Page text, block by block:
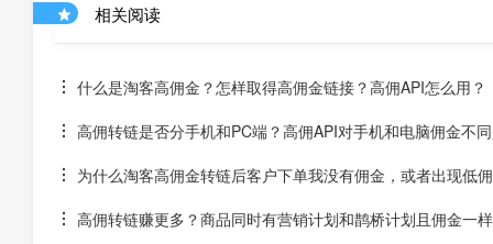
相关阅读
什么是淘客高佣金？怎样取得高佣金链接？高佣API怎么用？
高佣转链是否分手机和PC端？高佣API对手机和电脑佣金不
为什么淘客高佣金转链后客户下单我没有佣金，或者出现低
高佣转链赚更多？商品同时有营销计划和鹊桥计划且佣金一